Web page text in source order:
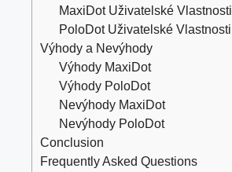
MaxiDot Uživatelské Vlastnosti
PoloDot Uživatelské Vlastnosti
Výhody a Nevýhody
Výhody MaxiDot
Výhody PoloDot
Nevýhody MaxiDot
Nevýhody PoloDot
Conclusion
Frequently Asked Questions